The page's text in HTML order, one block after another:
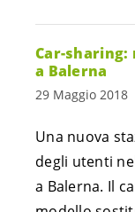
Car-sharing:
a Balerna
29 Maggio 2018
Una nuova
degli utenti
a Balerna. Il